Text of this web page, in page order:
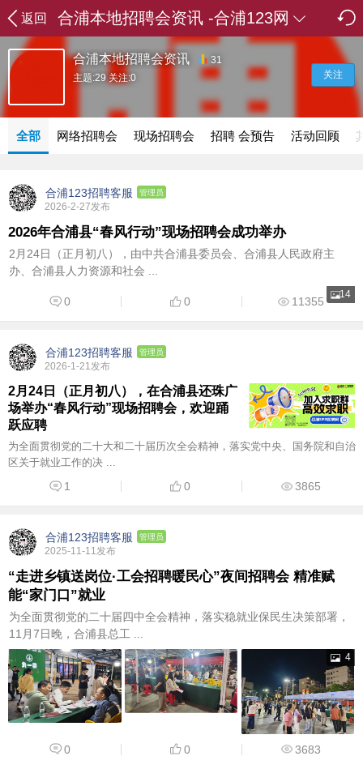
返回 合浦本地招聘会资讯 -合浦123网
合浦本地招聘会资讯
31
主题:29 关注:0
关注
全部 网络招聘会 现场招聘会 招聘 会预告 活动回顾
合浦123招聘客服 管理员
2026-2-27发布
2026年合浦县“春风行动”现场招聘会成功举办
2月24日（正月初八），由中共合浦县委员会、合浦县人民政府主
办、合浦县人力资源和社会 ...
14
0 0 11355
合浦123招聘客服 管理员
2026-1-21发布
2月24日（正月初八），在合浦县还珠广
场举办“春风行动”现场招聘会，欢迎踊
跃应聘
为全面贯彻党的二十大和二十届历次全会精神，落实党中央、国务院和自治
区关于就业工作的决 ...
1 0 3865
合浦123招聘客服 管理员
2025-11-11发布
“走进乡镇送岗位·工会招聘暖民心”夜间招聘会 精准赋
能“家门口”就业
为全面贯彻党的二十届四中全会精神，落实稳就业保民生决策部署，
11月7日晚，合浦县总工 ...
4
0 0 3683